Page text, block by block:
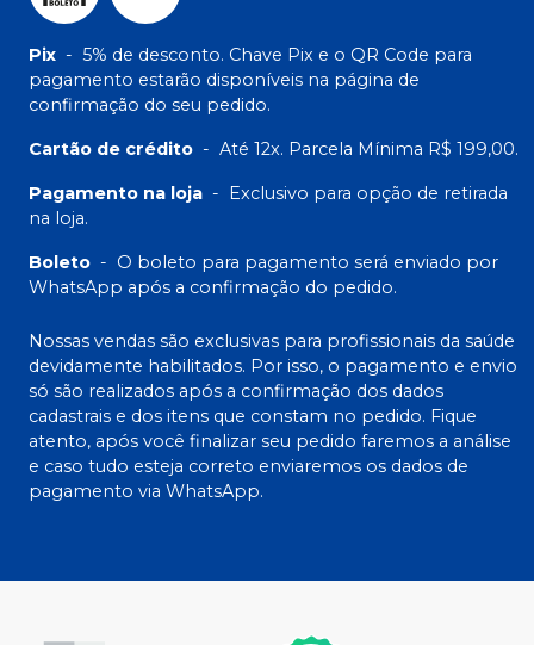
Pix - 5% de desconto. Chave Pix e o QR Code para
pagamento estarão disponíveis na página de
confirmação do seu pedido.
Cartão de crédito - Até 12x. Parcela Mínima R$ 199,00.
Pagamento na loja - Exclusivo para opção de retirada
na loja.
Boleto - O boleto para pagamento será enviado por
WhatsApp após a confirmação do pedido.
Nossas vendas são exclusivas para profissionais da saúde
devidamente habilitados. Por isso, o pagamento e envio
só são realizados após a confirmação dos dados
cadastrais e dos itens que constam no pedido. Fique
atento, após você finalizar seu pedido faremos a análise
e caso tudo esteja correto enviaremos os dados de
pagamento via WhatsApp.